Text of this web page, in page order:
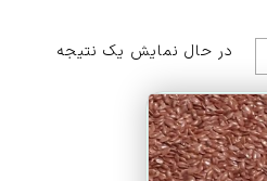
در حال نمایش یک نتیجه